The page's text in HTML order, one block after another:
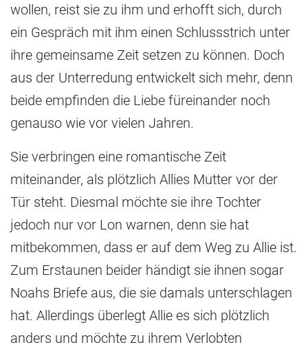
wollen, reist sie zu ihm und erhofft sich, durch
ein Gespräch mit ihm einen Schlussstrich unter
ihre gemeinsame Zeit setzen zu können. Doch
aus der Unterredung entwickelt sich mehr, denn
beide empfinden die Liebe füreinander noch
genauso wie vor vielen Jahren.
Sie verbringen eine romantische Zeit
miteinander, als plötzlich Allies Mutter vor der
Tür steht. Diesmal möchte sie ihre Tochter
jedoch nur vor Lon warnen, denn sie hat
mitbekommen, dass er auf dem Weg zu Allie ist.
Zum Erstaunen beider händigt sie ihnen sogar
Noahs Briefe aus, die sie damals unterschlagen
hat. Allerdings überlegt Allie es sich plötzlich
anders und möchte zu ihrem Verlobten